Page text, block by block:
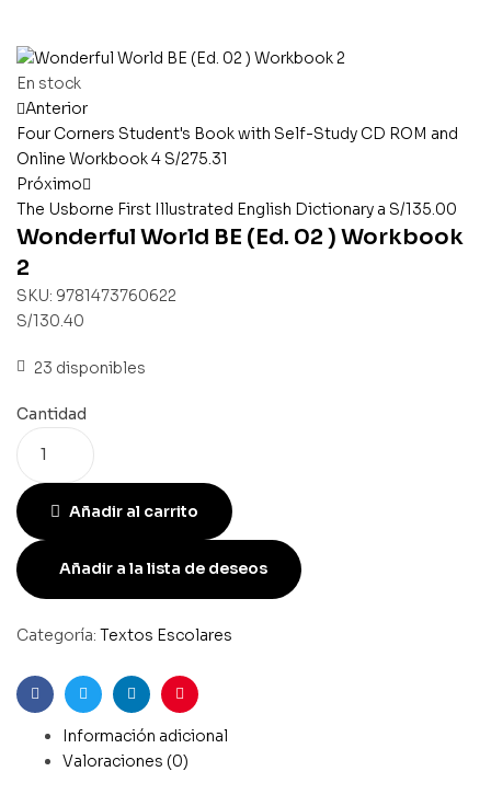
Disponibilidad:
En stock
Anterior
Four Corners Student's Book with Self-Study CD ROM and
Online Workbook 4 S/275.31
Próximo
The Usborne First Illustrated English Dictionary a S/135.00
Wonderful World BE (Ed. 02 ) Workbook
2
SKU: 9781473760622
S/130.40
23 disponibles
Cantidad
Añadir al carrito
Añadir a la lista de deseos
Categoría: Textos Escolares
FacebookGorjeoLinkedInPinterest
Información adicional
Valoraciones (0)